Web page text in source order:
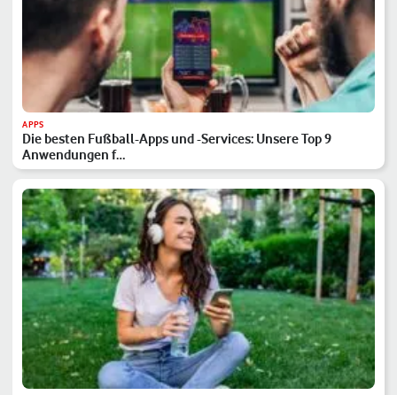
APPS
Die besten Fußball-Apps und -Services: Unsere Top 9
Anwendungen f…